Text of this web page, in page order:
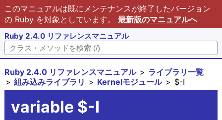
このマニュアルは既にメンテナンスが終了したバージョン
の Ruby を対象としています。 最新版のマニュアルへ
Ruby 2.4.0 リファレンスマニュアル
Ruby 2.4.0 リファレンスマニュアル
ライブラリ一覧
組み込みライブラリ
Kernelモジュール $-I
variable $-I